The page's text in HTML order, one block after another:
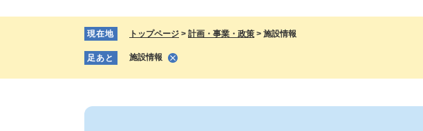
現在地 トップページ > 計画・事業・政策 > 施設情報
足あと 施設情報
本